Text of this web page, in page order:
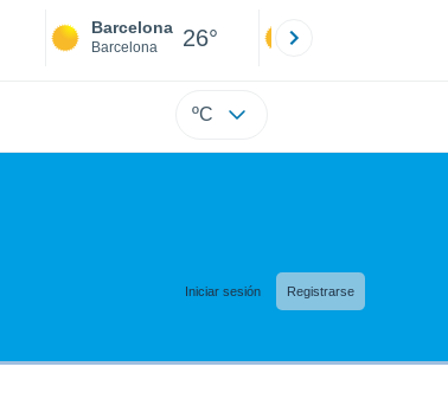
Barcelona
Barcelona 26°
ºC
Iniciar sesión Registrarse